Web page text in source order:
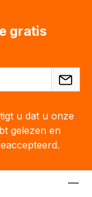
gratis
u dat u onze
gelezen en